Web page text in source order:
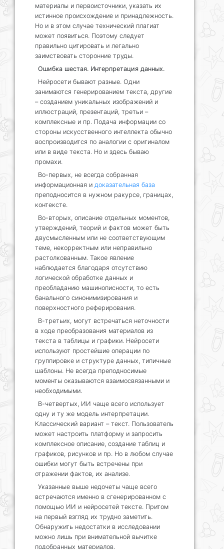
материалы и первоисточники, указать их
истинное происхождение и принадлежность.
Но и в этом случае технический плагиат
может появиться. Поэтому следует
правильно цитировать и легально
заимствовать сторонние труды.
Ошибка шестая. Интерпретация данных.
Нейросети бывают разные. Одни
занимаются генерированием текста, другие
– созданием уникальных изображений и
иллюстраций, презентаций, третьи –
комплексные и пр. Подача информации со
стороны искусственного интеллекта обычно
воспроизводится по аналогии с оригиналом
или в виде текста. Но и здесь бываю
промахи.
Во-первых, не всегда собранная
информационная и доказательная база
преподносится в нужном ракурсе, границах,
контексте.
Во-вторых, описание отдельных моментов,
утверждений, теорий и фактов может быть
двусмысленным или не соответствующим
теме, некорректным или неправильно
растолкованным. Такое явление
наблюдается благодаря отсутствию
логической обработке данных и
преобладанию машинописности, то есть
банального синонимизирования и
поверхностного реферирования.
В-третьих, могут встречаться неточности
в ходе преобразования материалов из
текста в таблицы и графики. Нейросети
используют простейшие операции по
группировке и структуре данных, типичные
шаблоны. Не всегда преподносимые
моменты оказываются взаимосвязанными и
необходимыми.
В-четвертых, ИИ чаще всего использует
одну и ту же модель интерпретации.
Классический вариант – текст. Пользователь
может настроить платформу и запросить
комплексное описание, создание таблиц и
графиков, рисунков и пр. Но в любом случае
ошибки могут быть встречены при
отражении фактов, их анализе.
Указанные выше недочеты чаще всего
встречаются именно в сгенерированном с
помощью ИИ и нейросетей тексте. Притом
на первый взгляд их трудно заметить.
Обнаружить недостатки в исследовании
можно лишь при внимательной вычитке
подобранных материалов.